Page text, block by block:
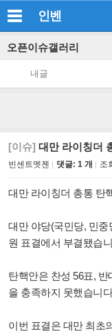
인벤
오픈이슈갤러리
내글
[이슈] 대만 라이칭더
빈센트멧젠 댓글: 1 개 조
대만 라이칭더 총통 탄
대만 야당(국민당, 민
원 표결에서 부결됐습
탄핵안은 찬성 56표,
을 충족하지 못했습니
이번 표결은 대만 최초